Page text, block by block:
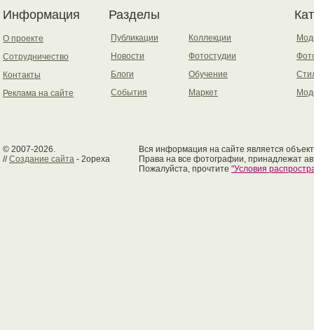
Информация
О проекте
Сотрудничество
Контакты
Реклама на сайте
Разделы
Публикации
Новости
Блоги
События
Коллекции
Фотостудии
Обучение
Маркет
© 2007-2026.
//Создание сайта - 2opexa
Вся информация на сайте является
Права на все фотографии, принадлежат
Пожалуйста, прочтите "Условия